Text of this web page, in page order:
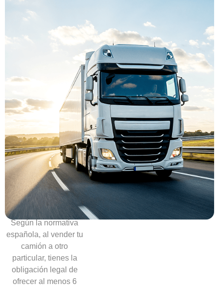
vida más fácil. Por eso,
además de ofrecerte la
mejor tasación,
obligaciones legales
de la venta. Descubre
nuestros beneficios
exclusivos y vende tu
camión con total
confianza.
Sin
necesidad
de
ofrecer
garantías
Según la normativa
española, al vender tu
camión a otro
particular, tienes la
obligación legal de
ofrecer al menos 6